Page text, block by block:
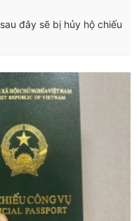
đây sẽ bị hủy hộ chiếu